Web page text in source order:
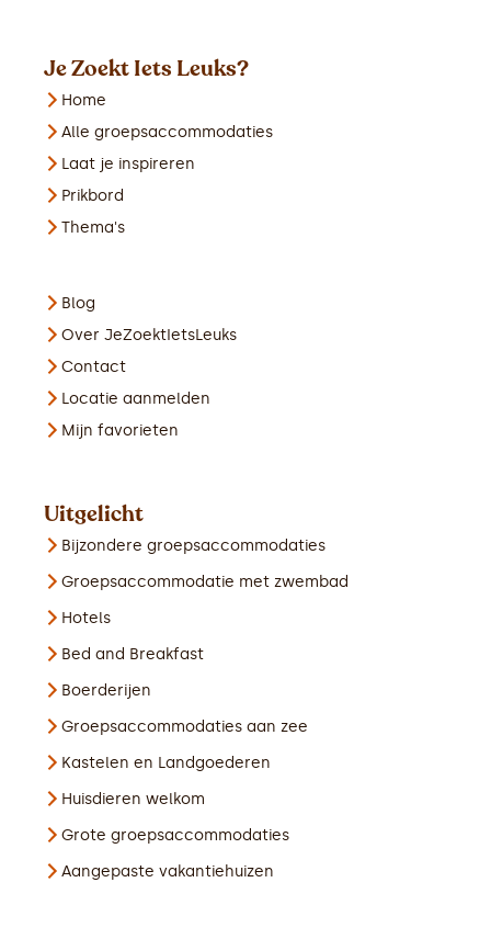
Je Zoekt Iets Leuks?
Home
Alle groepsaccommodaties
Laat je inspireren
Prikbord
Thema's
Blog
Over JeZoektIetsLeuks
Contact
Locatie aanmelden
Mijn favorieten
Uitgelicht
Bijzondere groepsaccommodaties
Groepsaccommodatie met zwembad
Hotels
Bed and Breakfast
Boerderijen
Groepsaccommodaties aan zee
Kastelen en Landgoederen
Huisdieren welkom
Grote groepsaccommodaties
Aangepaste vakantiehuizen